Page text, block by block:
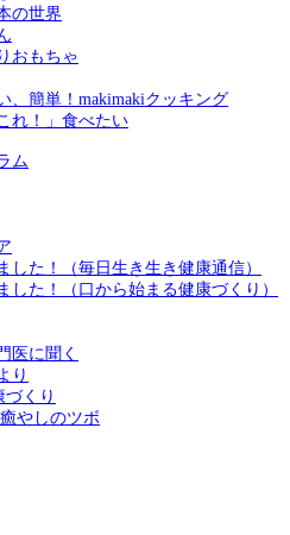
の世界
おもちゃ
、簡単！makimakiクッキング
れ！」食べたい
ム
した！（毎日生き生き健康通信）
した！（口から始まる健康づくり）
医に聞く
り
くり
やしのツボ